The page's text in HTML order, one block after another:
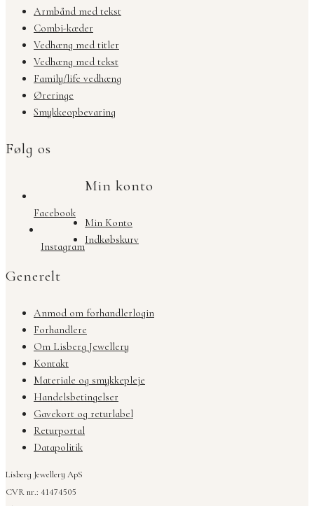
Armbånd med tekst
Combi-kæder
Vedhæng med titler
Vedhæng med tekst
Family/life vedhæng
Øreringe
Smykkeopbevaring
Følg os
Facebook
Instagram
Min konto
Min Konto
Indkøbskurv
Generelt
Anmod om forhandlerlogin
Forhandlere
Om Lisberg Jewellery
Kontakt
Materiale og smykkepleje
Handelsbetingelser
Gavekort og returlabel
Returportal
Datapolitik
Lisberg Jewellery ApS
CVR nr.: 41474505